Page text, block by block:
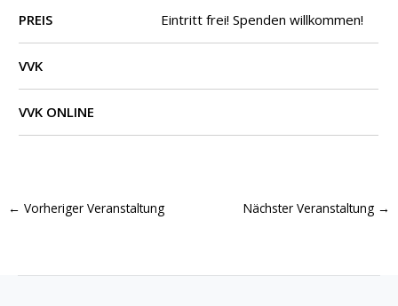
PREIS Eintritt frei! Spenden willkommen!
VVK
VVK ONLINE
← Vorheriger Veranstaltung Nächster Veranstaltung →